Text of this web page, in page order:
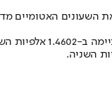
בעולם המדעי שוקלים לקצר בשנייה את
למעשה כרגע הכדור שלנו נמצא במציאות שמעולם לא